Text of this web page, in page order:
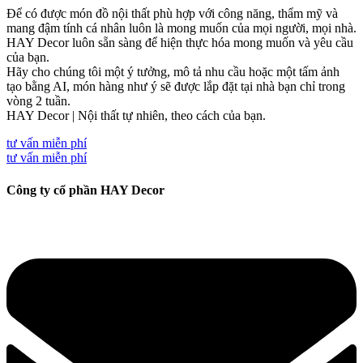
Để có được món đồ nội thất phù hợp với công năng, thẩm mỹ và
mang đậm tính cá nhân luôn là mong muốn của mọi người, mọi nhà.
HAY Decor luôn sẵn sàng để hiện thực hóa mong muốn và yêu cầu
của bạn.
Hãy cho chúng tôi một ý tưởng, mô tả nhu cầu hoặc một tấm ảnh
tạo bằng AI, món hàng như ý sẽ được lắp đặt tại nhà bạn chỉ trong
vòng 2 tuần.
HAY Decor | Nội thất tự nhiên, theo cách của bạn.
tư vấn miễn phí
tư vấn miễn phí
Công ty cổ phần HAY Decor